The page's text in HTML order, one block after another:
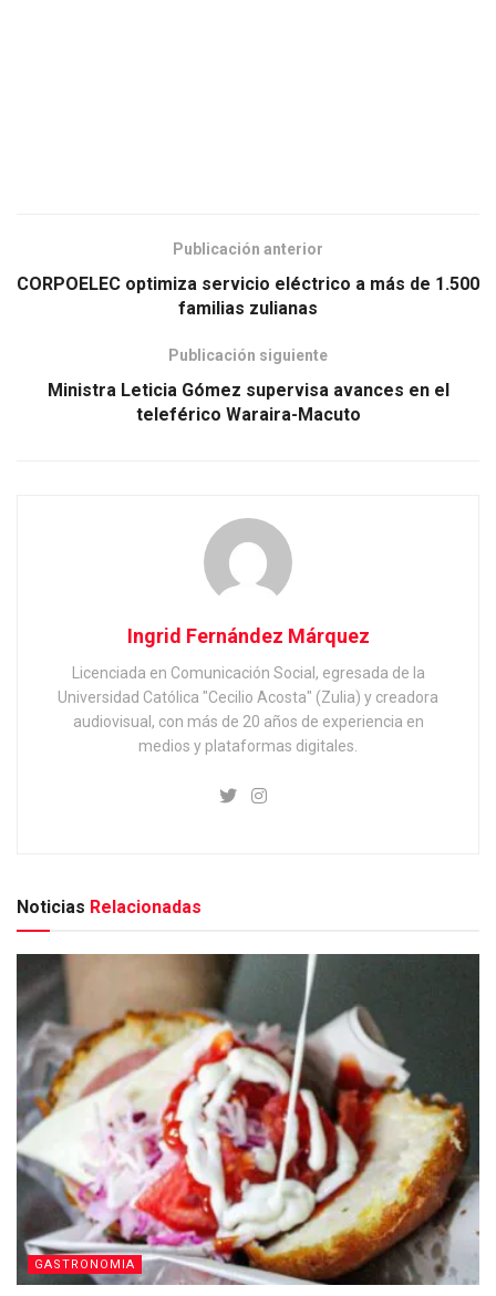
Publicación anterior
CORPOELEC optimiza servicio eléctrico a más de 1.500
familias zulianas
Publicación siguiente
Ministra Leticia Gómez supervisa avances en el
teleférico Waraira-Macuto
Ingrid Fernández Márquez
Licenciada en Comunicación Social, egresada de la
Universidad Católica "Cecilio Acosta" (Zulia) y creadora
audiovisual, con más de 20 años de experiencia en
medios y plataformas digitales.
Noticias Relacionadas
GASTRONOMIA